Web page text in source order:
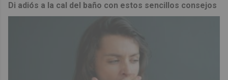
Di adiós a la cal del baño con estos sencillos consejos